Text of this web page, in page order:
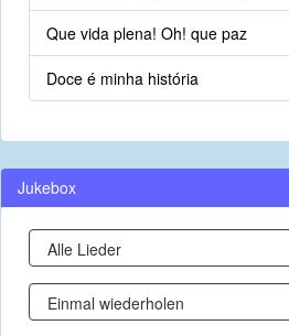
Que vida plena! Oh! que paz
Doce é minha história
Jukebox